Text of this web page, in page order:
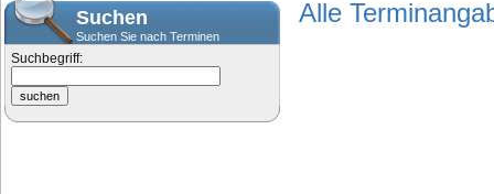
Suchen
Suchen Sie nach Terminen
Suchbegriff:
Alle